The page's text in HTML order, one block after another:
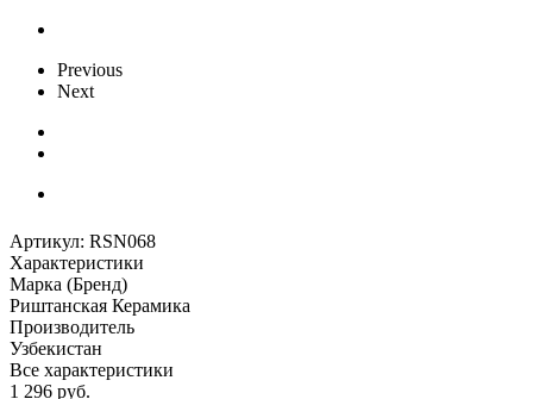
Previous
Next
Артикул: RSN068
Характеристики
Марка (Бренд)
Риштанская Керамика
Производитель
Узбекистан
Все характеристики
1 296 руб.